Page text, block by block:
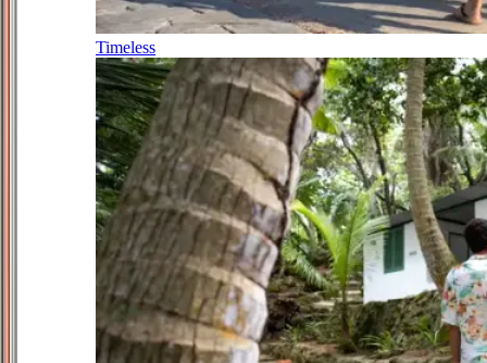
Timeless